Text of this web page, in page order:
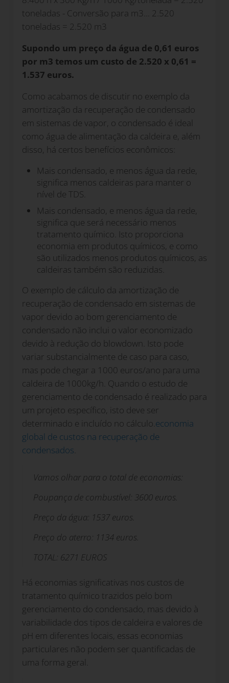
toneladas - Conversão para m3... 2.520
toneladas = 2.520 m3
Supondo um preço da água de 0,61 euros
por m3 temos um custo de 2.520 x 0,61 =
1.537 euros.
Como acabamos de discutir no exemplo da
amortização da recuperação de condensado
em sistemas de vapor, o condensado é ideal
como água de alimentação da caldeira e, além
disso, há certos benefícios econômicos:
Mais condensado, e menos água da rede,
significa menos caldeiras para manter o
nível de TDS.
Mais condensado, e menos água da rede,
significa que será necessário menos
tratamento químico. Isto proporciona
economia em produtos químicos, e como
são utilizados menos produtos químicos, as
caldeiras também são reduzidas.
O exemplo de cálculo da amortização de
recuperação de condensado em sistemas de
vapor devido ao bom gerenciamento de
condensado não inclui o valor economizado
devido à redução do blowdown. Isto pode
variar substancialmente de caso para caso,
mas pode chegar a 1000 euros/ano para uma
caldeira de 1000kg/h. Quando o estudo de
gerenciamento de condensado é realizado para
um projeto específico, isto deve ser
determinado e incluído no cálculo. economia
global de custos na recuperação de
condensados
Vamos olhar para o total de economias:
Poupança de combustível: 3600 euros.
Preço da água: 1537 euros.
Preço do aterro: 1134 euros.
TOTAL: 6271 EUROS
Há economias significativas nos custos de
tratamento químico trazidos pelo bom
gerenciamento do condensado, mas devido à
variabilidade dos tipos de caldeira e valores de
pH em diferentes locais, essas economias
particulares não podem ser quantificadas de
uma forma geral.